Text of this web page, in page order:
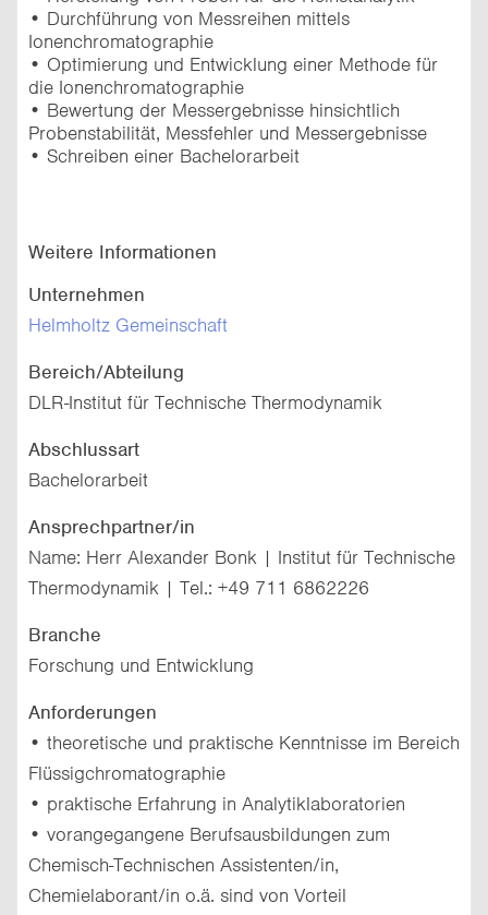
• Durchführung von Messreihen mittels
Ionenchromatographie
• Optimierung und Entwicklung einer Methode für
die Ionenchromatographie
• Bewertung der Messergebnisse hinsichtlich
Probenstabilität, Messfehler und Messergebnisse
• Schreiben einer Bachelorarbeit
Weitere Informationen
Unternehmen
Helmholtz Gemeinschaft
Bereich/Abteilung
DLR-Institut für Technische Thermodynamik
Abschlussart
Bachelorarbeit
Ansprechpartner/in
Name: Herr Alexander Bonk | Institut für Technische
Thermodynamik | Tel.: +49 711 6862226
Branche
Forschung und Entwicklung
Anforderungen
• theoretische und praktische Kenntnisse im Bereich
Flüssigchromatographie
• praktische Erfahrung in Analytiklaboratorien
• vorangegangene Berufsausbildungen zum
Chemisch-Technischen Assistenten/in,
Chemielaborant/in o.ä. sind von Vorteil